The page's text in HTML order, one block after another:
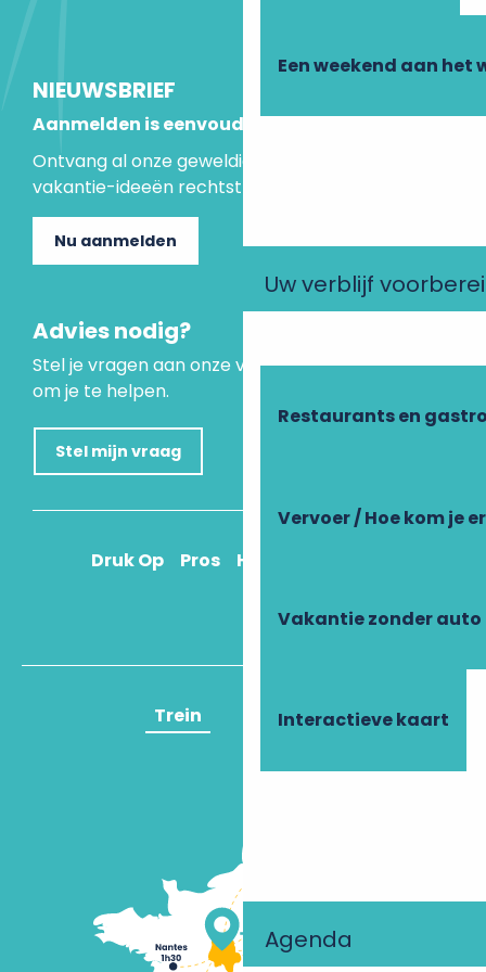
Een weekend aan het
Uw verblijf
Restaurants en
Vervoer / Hoe kom je
Vakantie zonder auto
Interactieve kaart
Agenda
NIEUWSBRIEF
Aanmelden is eenvoudig
Ontvang al onze geweldige aanbiedingen en
vakantie-ideeën rechtstreeks in je inbox.
Nu aanmelden
Advies nodig?
Stel je vragen aan onze virtuele assistent, die er is
om je te helpen.
Stel mijn vraag
Druk Op Pros Hoe kom ik daar?
Trein Vliegtuig